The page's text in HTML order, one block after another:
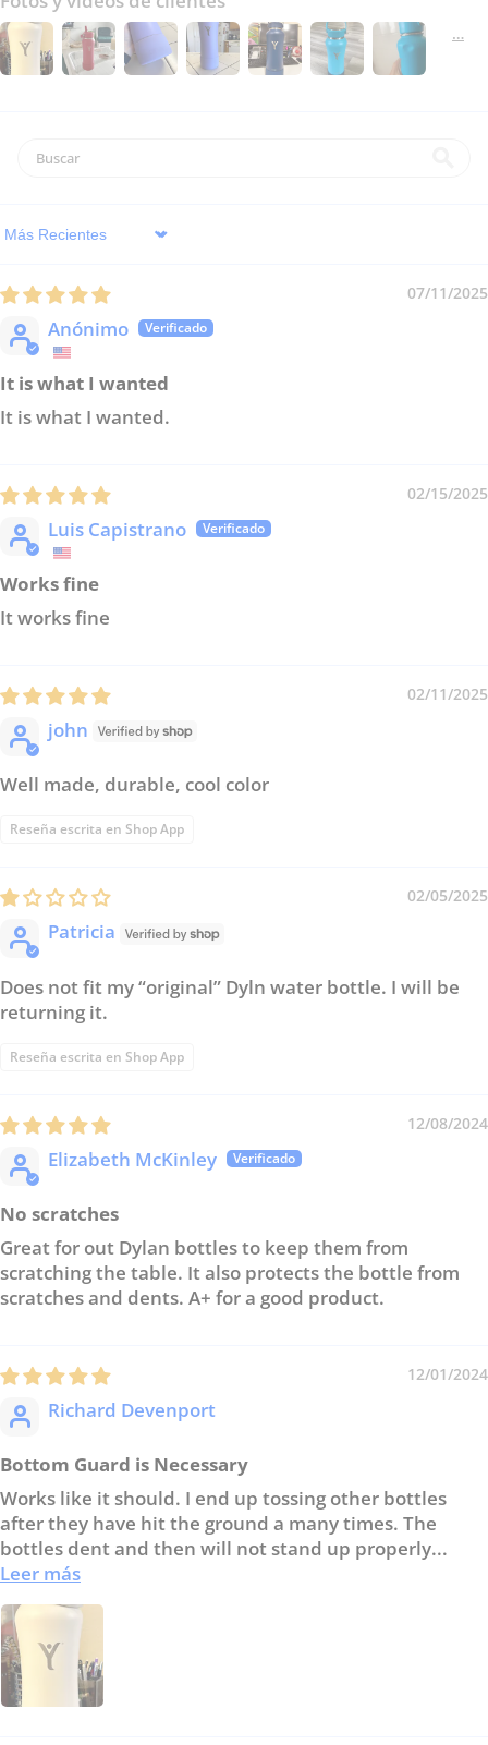
Sort by
07/11/2025
Anónimo
It is what I wanted
It is what I wanted.
02/15/2025
Luis Capistrano
Works fine
It works fine
02/11/2025
john
Well made, durable, cool color
Reseña escrita en Shop App
02/05/2025
Patricia
Does not fit my “original” Dyln water bottle. I will be
returning it.
Reseña escrita en Shop App
12/08/2024
Elizabeth McKinley
No scratches
Great for out Dylan bottles to keep them from
scratching the table. It also protects the bottle from
scratches and dents. A+ for a good product.
12/01/2024
Richard Devenport
Bottom Guard is Necessary
Works like it should. I end up tossing other bottles
after they have hit the ground a many times. The
bottles dent and then will not stand up properly...
Leer más